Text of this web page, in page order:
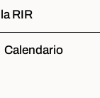
RIR
Calendario